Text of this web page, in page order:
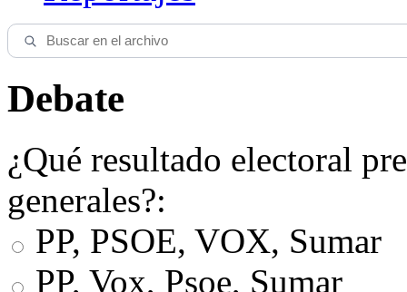
Debate
¿Qué resultado electoral
generales?:
PP, PSOE, VOX, Sumar
PP, Vox, Psoe, Sumar